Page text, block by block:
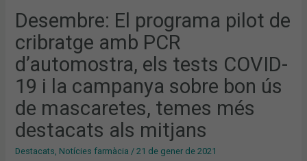
Desembre: El programa pilot de
cribratge amb PCR
d’automostra, els tests COVID-
19 i la campanya sobre bon ús
de mascaretes, temes més
destacats als mitjans
Destacats Notícies farmàcia /21 de gener de 2021
D’AUTOMOSTRA,
ELS
TESTS
COVID-
19
I
LA
CAMPANYA
SOBRE
BON
DE
TEMES
MÉS
DESTACATS
ALS